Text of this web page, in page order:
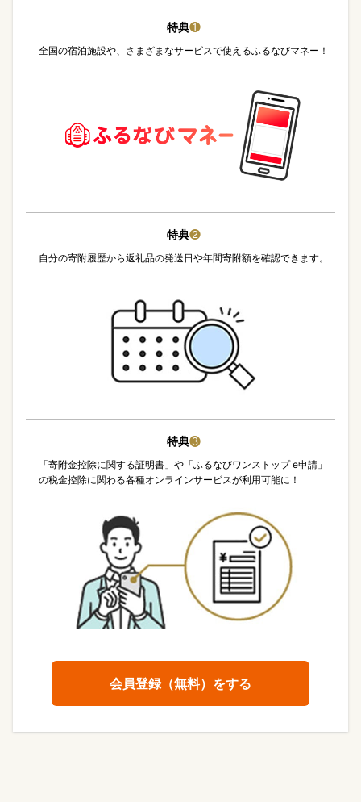
特典❶
全国の宿泊施設や、さまざまなサービスで使えるふるなびマネー！
特典❷
自分の寄附履歴から返礼品の発送日や年間寄附額を確認できます。
特典❸
「寄附金控除に関する証明書」や「ふるなびワンストップ e申請」
の税金控除に関わる各種オンラインサービスが利用可能に！
会員登録（無料）をする